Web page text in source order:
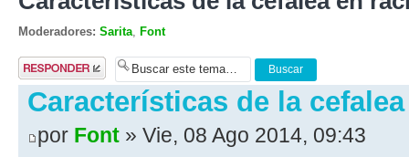
Moderadores: Sarita Font
Publicar una
respuesta
Características de la
por Font » Vie, 08 Ago 2014, 09:43